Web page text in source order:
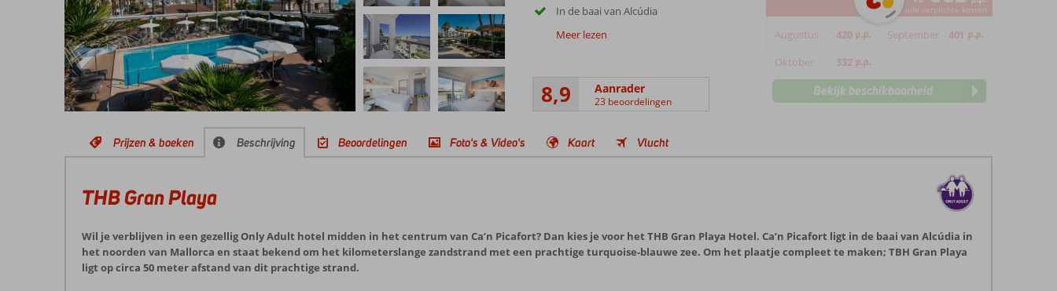
In de baai van Alcúdia
Meer lezen
8,9 Aanrader
23 beoordelingen
*incl. alle verplichte kosten
Augustus 420 p.p. September 401 p.p.
Oktober 332 p.p.
Bekijk beschikbaarheid
Prijzen & boeken Beschrijving Beoordelingen Foto's & Video's Kaart Vlucht
THB Gran Playa
Wil je verblijven in een gezellig Only Adult hotel midden in het centrum van Ca’n Picafort? Dan kies je voor het THB Gran Playa Hotel. Ca’n Picafort ligt in de baai van Alcúdia in
het noorden van Mallorca en staat bekend om het kilometerslange zandstrand met een prachtige turquoise-blauwe zee. Om het plaatje compleet te maken; TBH Gran Playa
ligt op circa 50 meter afstand van dit prachtige strand.